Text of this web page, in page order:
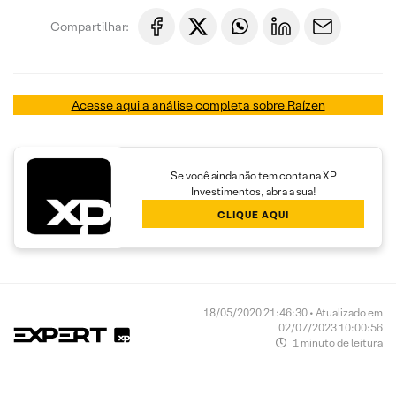
Compartilhar:
Acesse aqui a análise completa sobre Raízen
Se você ainda não tem conta na XP
Investimentos, abra a sua!
CLIQUE AQUI
18/05/2020 21:46:30 • Atualizado em
02/07/2023 10:00:56
1 minuto de leitura